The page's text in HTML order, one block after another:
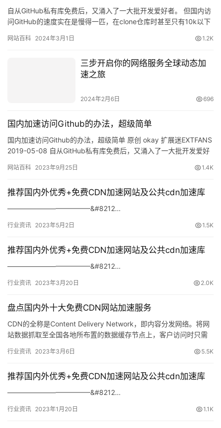
问
答
社
盾
动
态
自从GitHub私有库免费后，又涌入了一大批开发爱好者。 但国内访
问GitHub的速度实在是慢得一匹，在clone仓库时甚至只有10k以下
网站百科 2024年3月1日 1.2K
三步开启你的网络服务全球动态加
速之旅
2024年2月6日 696
国内加速访问Github的办法，超级简单
国内加速访问Github的办法，超级简单 原创 okay 扩展迷EXTFANS
2019-05-08 自从GitHub私有库免费后，又涌入了一大批开发爱好
网站百科 2023年9月25日 1.4K
推荐国内外优秀+免费CDN加速网站及公共cdn加速库
————————————&#8212…
行业资讯 2023年5月2日 1.5K
推荐国内外优秀+免费CDN加速网站及公共cdn加速库
————————————&#8212…
行业资讯 2023年3月20日 2.0K
盘点国内外十大免费CDN网站加速服务
CDN的全称是Content Delivery Network，即内容分发网络。将网
站数据抓取至全国各地所布置的数据缓存节点上，客户访问时只需
行业资讯 2023年3月6日 5.5K
推荐国内外优秀+免费CDN加速网站及公共cdn加速库
————————————&#8212…
行业资讯 2023年1月20日 1.1K